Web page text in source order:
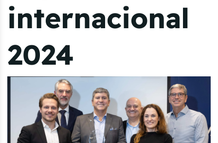
internacional
2024